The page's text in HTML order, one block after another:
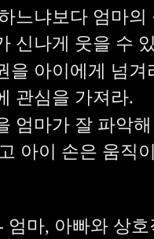
느냐보다 엄마
신나게 웃을 수
을 아이에게 넘겨
관심을 가져라.
엄마가 잘 파악
아이 손은 움직
엄마, 아빠와 상